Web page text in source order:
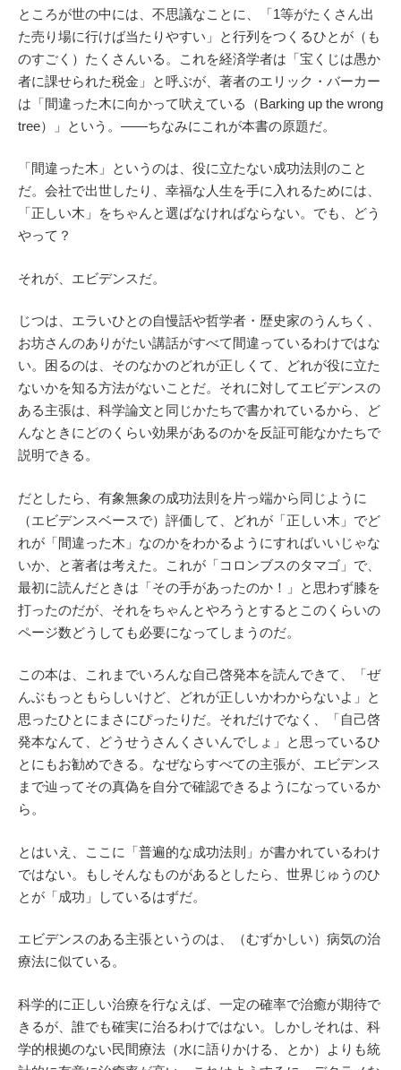
ところが世の中には、不思議なことに、「1等がたくさん出
た売り場に行けば当たりやすい」と行列をつくるひとが（も
のすごく）たくさんいる。これを経済学者は「宝くじは愚か
者に課せられた税金」と呼ぶが、著者のエリック・バーカー
は「間違った木に向かって吠えている（Barking up the wrong
tree）」という。――ちなみにこれが本書の原題だ。
「間違った木」というのは、役に立たない成功法則のこと
だ。会社で出世したり、幸福な人生を手に入れるためには、
「正しい木」をちゃんと選ばなければならない。でも、どう
やって？
それが、エビデンスだ。
じつは、エラいひとの自慢話や哲学者・歴史家のうんちく、
お坊さんのありがたい講話がすべて間違っているわけではな
い。困るのは、そのなかのどれが正しくて、どれが役に立た
ないかを知る方法がないことだ。それに対してエビデンスの
ある主張は、科学論文と同じかたちで書かれているから、ど
んなときにどのくらい効果があるのかを反証可能なかたちで
説明できる。
だとしたら、有象無象の成功法則を片っ端から同じように
（エビデンスベースで）評価して、どれが「正しい木」でど
れが「間違った木」なのかをわかるようにすればいいじゃな
いか、と著者は考えた。これが「コロンブスのタマゴ」で、
最初に読んだときは「その手があったのか！」と思わず膝を
打ったのだが、それをちゃんとやろうとするとこのくらいの
ページ数どうしても必要になってしまうのだ。
この本は、これまでいろんな自己啓発本を読んできて、「ぜ
んぶもっともらしいけど、どれが正しいかわからないよ」と
思ったひとにまさにぴったりだ。それだけでなく、「自己啓
発本なんて、どうせうさんくさいんでしょ」と思っているひ
とにもお勧めできる。なぜならすべての主張が、エビデンス
まで辿ってその真偽を自分で確認できるようになっているか
ら。
とはいえ、ここに「普遍的な成功法則」が書かれているわけ
ではない。もしそんなものがあるとしたら、世界じゅうのひ
とが「成功」しているはずだ。
エビデンスのある主張というのは、（むずかしい）病気の治
療法に似ている。
科学的に正しい治療を行なえば、一定の確率で治癒が期待で
きるが、誰でも確実に治るわけではない。しかしそれは、科
学的根拠のない民間療法（水に語りかける、とか）よりも統